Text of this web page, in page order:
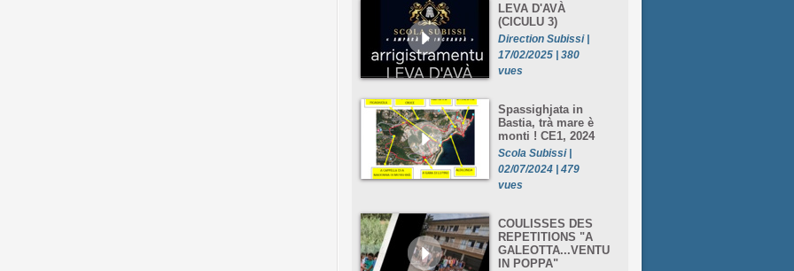
LEVA D'AVÀ
(CICULU 3)
Direction Subissi |
17/02/2025 | 380
vues
Spassighjata in
Bastia, trà mare è
monti ! CE1, 2024
Scola Subissi |
02/07/2024 | 479
vues
COULISSES DES
REPETITIONS "A
GALEOTTA...VENTU
IN POPPA"